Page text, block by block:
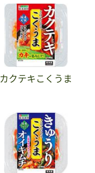
カクテキこくうま